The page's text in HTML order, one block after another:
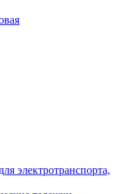
электротранспорта,